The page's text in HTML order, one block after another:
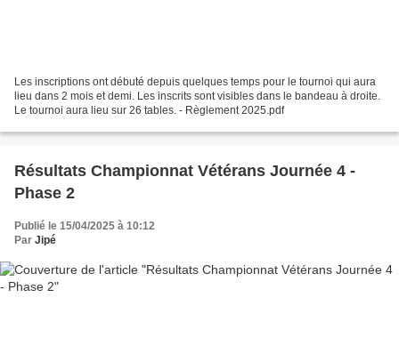
Les inscriptions ont débuté depuis quelques temps pour le tournoi qui aura
lieu dans 2 mois et demi. Les inscrits sont visibles dans le bandeau à droite.
Le tournoi aura lieu sur 26 tables. - Règlement 2025.pdf
Résultats Championnat Vétérans Journée 4 -
Phase 2
Publié le 15/04/2025 à 10:12
Par Jipé